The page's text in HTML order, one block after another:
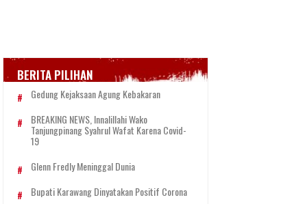
BERITA PILIHAN
Gedung Kejaksaan Agung Kebakaran
BREAKING NEWS, Innalillahi Wako
Tanjungpinang Syahrul Wafat Karena Covid-
19
Glenn Fredly Meninggal Dunia
Bupati Karawang Dinyatakan Positif Corona